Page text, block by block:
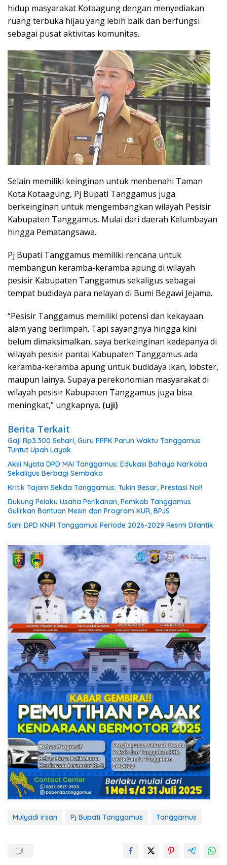
hidup masyarakat Kotaagung dengan menyediakan
ruang terbuka hijau yang lebih baik dan berfungsi
sebagai pusat aktivitas komunitas.
Selain memiliki keinginan untuk menbenahi Taman
Kota Kotaagung, Pj Bupati Tanggamus juga
berkeinginan untuk mengembangkan wilayah Pesisir
Kabupaten Tanggamus. Mulai dari daerah Kelumbayan
hingga Pematangsawa.
Pj Bupati Tanggamus memiliki rencana untuk
membangun keramba-keramba apung di wilayah
pesisir Kabupaten Tanggamus sekaligus sebagai
tempat budidaya para nelayan di Bumi Begawi Jejama.
“Pesisir Tanggamus memiliki potensi dan kekayaan
alam yang berlimpah. Tapi sayangnya hingga kini
belum dimaksimalkan, saya berkeinginan kedepanya di
wilayah pesisir pantai Kabupaten Tanggamus ada
keramba-keramba apung untuk budidaya ikan, lobster,
maupun lainya. Supaya perekonomian masyarakat di
wilayah pesisir Kabupaten Tanggamus juga bisa
meningkat,” ungkapnya. (uji)
Berita Terkait
Gaji Rp3.300 Sehari, Guru PPPK Paruh Waktu Tanggamus
Tuntut Upah Layak
Aksi Nyata DPD MAI Tanggamus: Edukasi Bahaya Narkoba
Sekaligus Berbagi Sembako
Kritik Tajam Sekda Tanggamus: Tukin Besar, Prestasi Nol!
Dukung Pelaku Usaha Perikanan, Pemkab Tanggamus
Gulirkan Bantuan Mesin dan Program KUR, BPJS
Sah! DPD KNPI Tanggamus Periode 2026-2029 Resmi Dilantik
Mulyadi irsan Pj Bupati Tanggamus Tanggamus